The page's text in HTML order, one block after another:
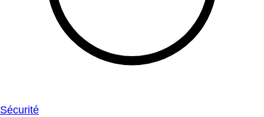
Sécurité